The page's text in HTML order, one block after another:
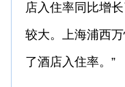
店入住率同比增
较大。上海浦西
了酒店入住率。”